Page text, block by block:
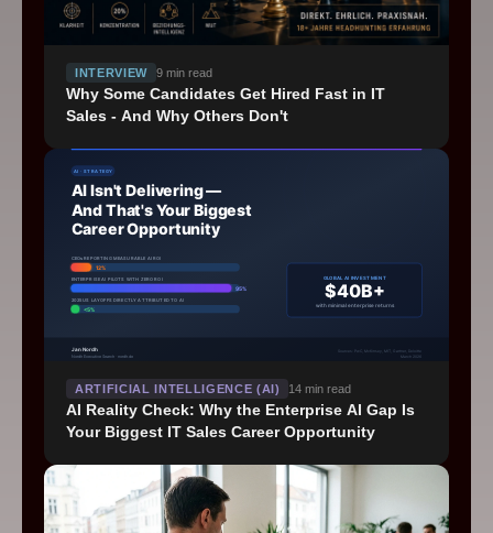
INTERVIEW 9min read
Why Some Candidates Get Hired Fast in IT
Sales - And Why Others Don't
ARTIFICIAL INTELLIGENCE (AI) 14 min read
AI Reality Check: Why the Enterprise AI Gap Is
Your Biggest IT Sales Career Opportunity